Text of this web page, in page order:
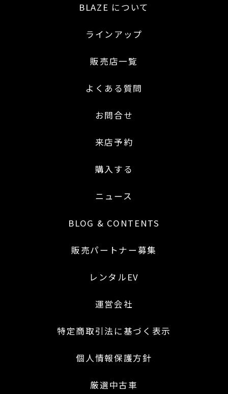
BLAZE について
ラインアップ
販売店一覧
よくある質問
お問合せ
来店予約
購入する
ニュース
BLOG & CONTENTS
販売パートナー募集
レンタルEV
運営会社
特定商取引法に基づく表示
個人情報保護方針
厳選中古車